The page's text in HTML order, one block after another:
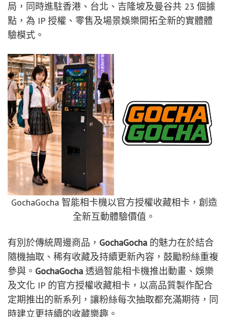
局， 同時進駐香港、台北、吉隆坡及曼谷共 23 個據
點 ，為 IP 授權、零售及場景娛樂開拓全新的實體體
驗模式。
GochaGocha 智能相卡機以官方授權收藏相卡，創造
全新互動體驗價值。
有別於傳統周邊商品， GochaGocha 的魅力在於結合
隨機抽取、稀有收藏及持續更新內容，鼓勵粉絲重複
參與。 GochaGocha 透過智能相卡機推出動畫、娛樂
及文化 IP 的官方授權收藏相卡，以高品質製作配合
定期推出的新系列，讓粉絲每次抽取都充滿期待，同
時建立更持續的收藏樂趣。